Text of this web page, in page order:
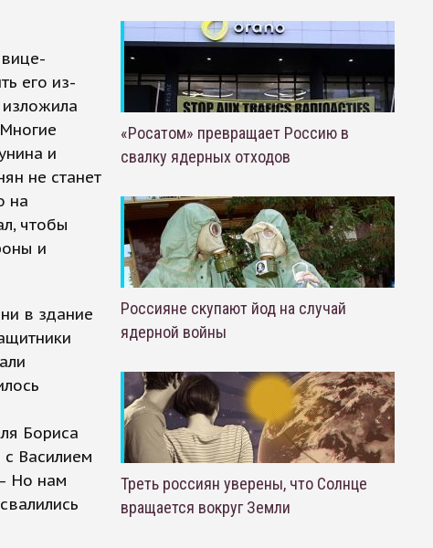
его из-
и
не станет
на
чтобы
и
в здание
Бориса
Василием
Но нам
«Росатом» превращает Россию в
свалку ядерных отходов
Россияне скупают йод на случай
ядерной войны
Треть россиян уверены, что Солнце
вращается вокруг Земли